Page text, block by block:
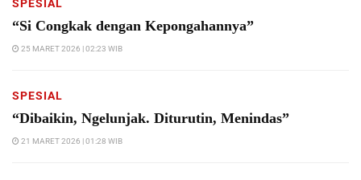
SPESIAL
“Si Congkak dengan Kepongahannya”
25 MARET 2026 | 02:23 WIB
SPESIAL
“Dibaikin, Ngelunjak. Diturutin, Menindas”
21 MARET 2026 | 01:28 WIB